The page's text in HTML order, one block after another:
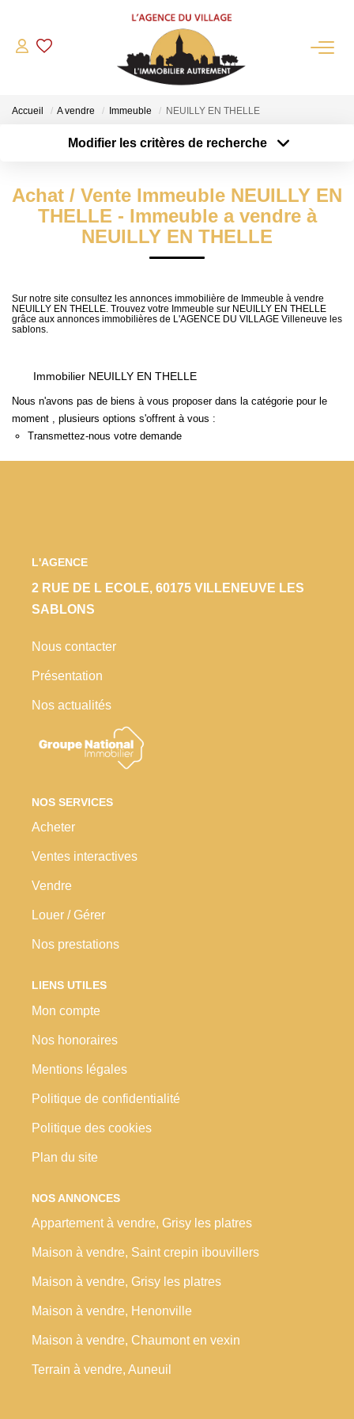
QUI SOMMES-NOUS?
L'agence
Notre Équipe
Nos Partenaires
NOS ACTUALITÉS
Maisons Anciennes
Locaux Commerciaux
Appartements
Terrains À Bâtir
Nos Prestations
Accueil A vendre Immeuble NEUILLY EN THELLE
Modifier les critères de recherche
Sélectionnez...
Type de bien
Surface min
Achat / Vente Immeuble NEUILLY EN
THELLE - Immeuble a vendre à
NEUILLY EN THELLE
Sur notre site consultez les annonces immobilière de Immeuble à vendre
NEUILLY EN THELLE. Trouvez votre Immeuble sur NEUILLY EN THELLE
grâce aux annonces immobilières de L'AGENCE DU VILLAGE Villeneuve les
sablons.
Immobilier NEUILLY EN THELLE
Nous n'avons pas de biens à vous proposer dans la catégorie pour le
moment , plusieurs options s'offrent à vous :
Transmettez-nous votre demande
L'AGENCE
2 RUE DE L ECOLE, 60175 VILLENEUVE LES
SABLONS
Nous contacter
Présentation
Nos actualités
NOS SERVICES
Acheter
Ventes interactives
Vendre
Louer / Gérer
Nos prestations
LIENS UTILES
Mon compte
Nos honoraires
Mentions légales
Politique de confidentialité
Politique des cookies
Plan du site
NOS ANNONCES
Appartement à vendre, Grisy les platres
Maison à vendre, Saint crepin ibouvillers
Maison à vendre, Grisy les platres
Maison à vendre, Henonville
Maison à vendre, Chaumont en vexin
Terrain à vendre, Auneuil